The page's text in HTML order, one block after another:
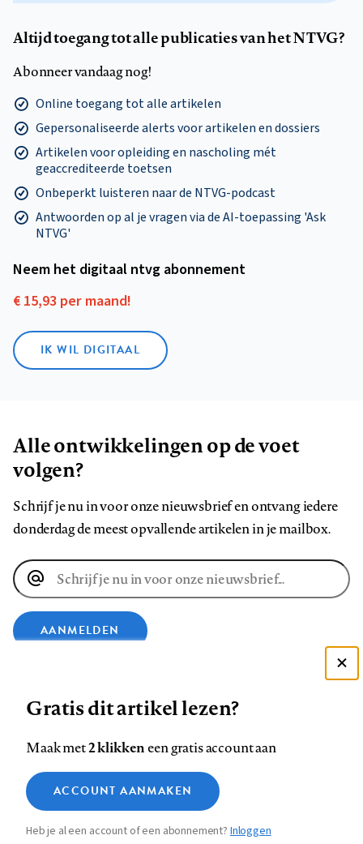
Altijd toegang tot alle publicaties van het NTVG?
Abonneer vandaag nog!
Online toegang tot alle artikelen
Gepersonaliseerde alerts voor artikelen en dossiers
Artikelen voor opleiding en nascholing mét
geaccrediteerde toetsen
Onbeperkt luisteren naar de NTVG-podcast
Antwoorden op al je vragen via de AI-toepassing 'Ask
NTVG'
Neem het digitaal ntvg abonnement
€ 15,93 per maand!
IK WIL DIGITAAL
Alle ontwikkelingen op de voet
volgen?
Schrijf je nu in voor onze nieuwsbrief en ontvang iedere
donderdag de meest opvallende artikelen in je mailbox.
E-
mailadres
AANMELDEN
op
Facebook
op
LinkedIn
op
Bluesky
ons
op
InstagramYouTube
Footer
Contact Colofon Disclaimer Privacy
Medische vragen verdienen
betrouwbare antwoorden
Zie onze cookie policy
Analytische cookies
Marketing cookies
Gratis dit artikel lezen?
Maak met2 klikkeneen gratis account aan
ACCOUNT AANMAKEN
Heb je al een account of een abonnement?Inloggen